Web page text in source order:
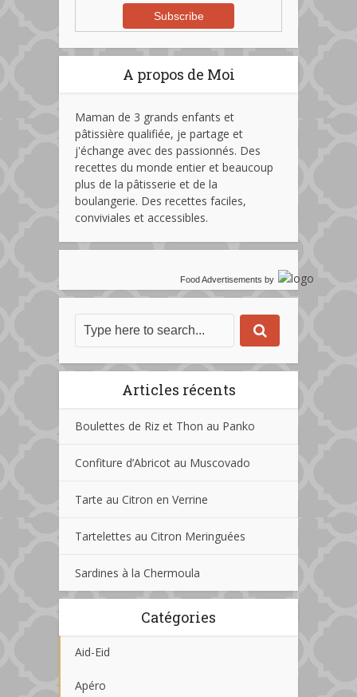
A propos de Moi
Maman de 3 grands enfants et
pâtissière qualifiée, je partage et
j'échange avec des passionnés. Des
recettes du monde entier et beaucoup
plus de la pâtisserie et de la
boulangerie. Des recettes faciles,
conviviales et accessibles.
Food Advertisements by
Articles récents
Boulettes de Riz et Thon au Panko
Confiture d’Abricot au Muscovado
Tarte au Citron en Verrine
Tartelettes au Citron Meringuées
Sardines à la Chermoula
Catégories
Aid-Eid
Apéro